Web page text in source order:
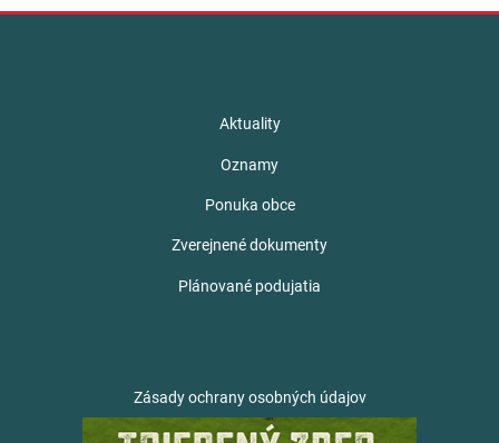
Aktuality
Oznamy
Ponuka obce
Zverejnené dokumenty
Plánované podujatia
Zásady ochrany osobných údajov